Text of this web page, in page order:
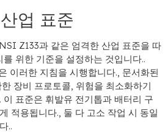
업 표준
Z133과 같은 엄격한 산업 표준을 따
위한 기준을 설정하는 것입니다..
이러한 지침을 시행합니다., 문서화된
장비 프로토콜, 위험을 최소화하기
표준은 휘발유 전기톱과 배터리 구
적용됩니다., 둘 다 고소 작업 시 동일
..